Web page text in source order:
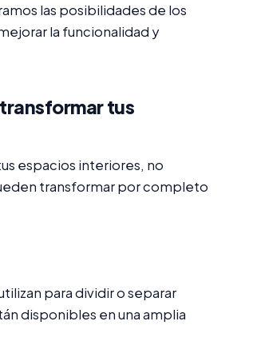
las posibilidades de los
la funcionalidad y
tus
espacios interiores, no
transformar por completo
para dividir o separar
disponibles en una amplia